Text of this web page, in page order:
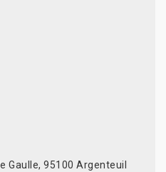
Gaulle, 95100 Argenteuil